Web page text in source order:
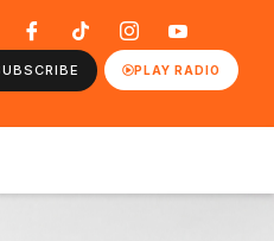
PLAY RADIO